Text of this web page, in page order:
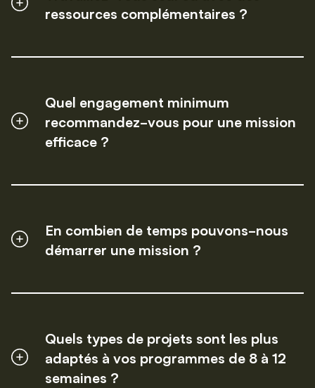
ressources complémentaires ?
Quel engagement minimum
recommandez-vous pour une mission
efficace ?
En combien de temps pouvons-nous
démarrer une mission ?
Quels types de projets sont les plus
adaptés à vos programmes de 8 à 12
semaines ?